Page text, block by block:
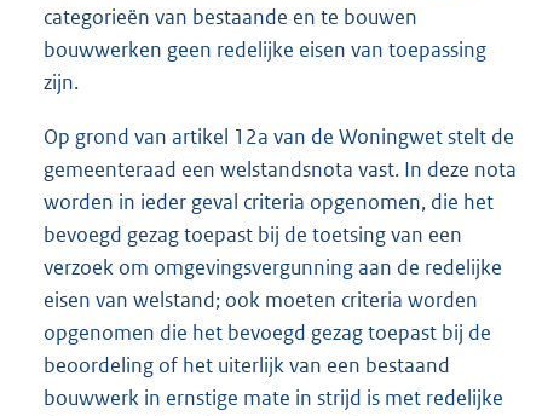
categorieën van bestaande en te bouwen
bouwwerken geen redelijke eisen van toepassing
zijn.
Op grond van artikel 12a van de Woningwet stelt de
gemeenteraad een welstandsnota vast. In deze nota
worden in ieder geval criteria opgenomen, die het
bevoegd gezag toepast bij de toetsing van een
verzoek om omgevingsvergunning aan de redelijke
eisen van welstand; ook moeten criteria worden
opgenomen die het bevoegd gezag toepast bij de
beoordeling of het uiterlijk van een bestaand
bouwwerk in ernstige mate in strijd is met redelijke